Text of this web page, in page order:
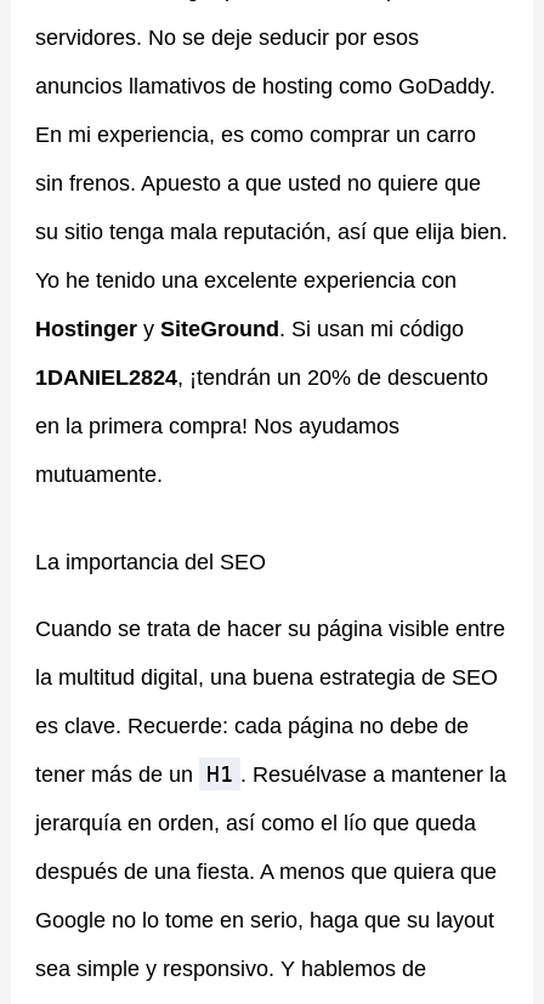
servidores. No se deje seducir por esos
anuncios llamativos de hosting como GoDaddy.
En mi experiencia, es como comprar un carro
sin frenos. Apuesto a que usted no quiere que
su sitio tenga mala reputación, así que elija bien.
Yo he tenido una excelente experiencia con
Hostingery SiteGround . Si usan mi código
1DANIEL2824, ¡tendrán un 20% de descuento
en la primera compra! Nos ayudamos
mutuamente.
La importancia del SEO
Cuando se trata de hacer su página visible entre
la multitud digital, una buena estrategia de SEO
es clave. Recuerde: cada página no debe de
tener más de un
H1 . Resuélvase a mantener la
jerarquía en orden, así como el lío que queda
después de una fiesta. A menos que quiera que
Google no lo tome en serio, haga que su layout
sea simple y responsivo. Y hablemos de